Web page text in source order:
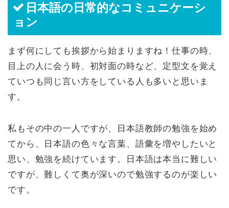
日本語の日常的なコミュニケーシ
ョン
まず何にしても挨拶から始まりますね！仕事の時、
目上の人に会う時、初対面の時など、定型文を覚え
ていつも同じ言い方をしている人も多いと思いま
す。
私もその中の一人ですが、日本語教師の勉強を始め
てから、日本語の色々な言葉、語彙を増やしたいと
思い、勉強を続けています。日本語は本当に難しい
ですが、難しくて奥が深いので勉強するのが楽しい
です。